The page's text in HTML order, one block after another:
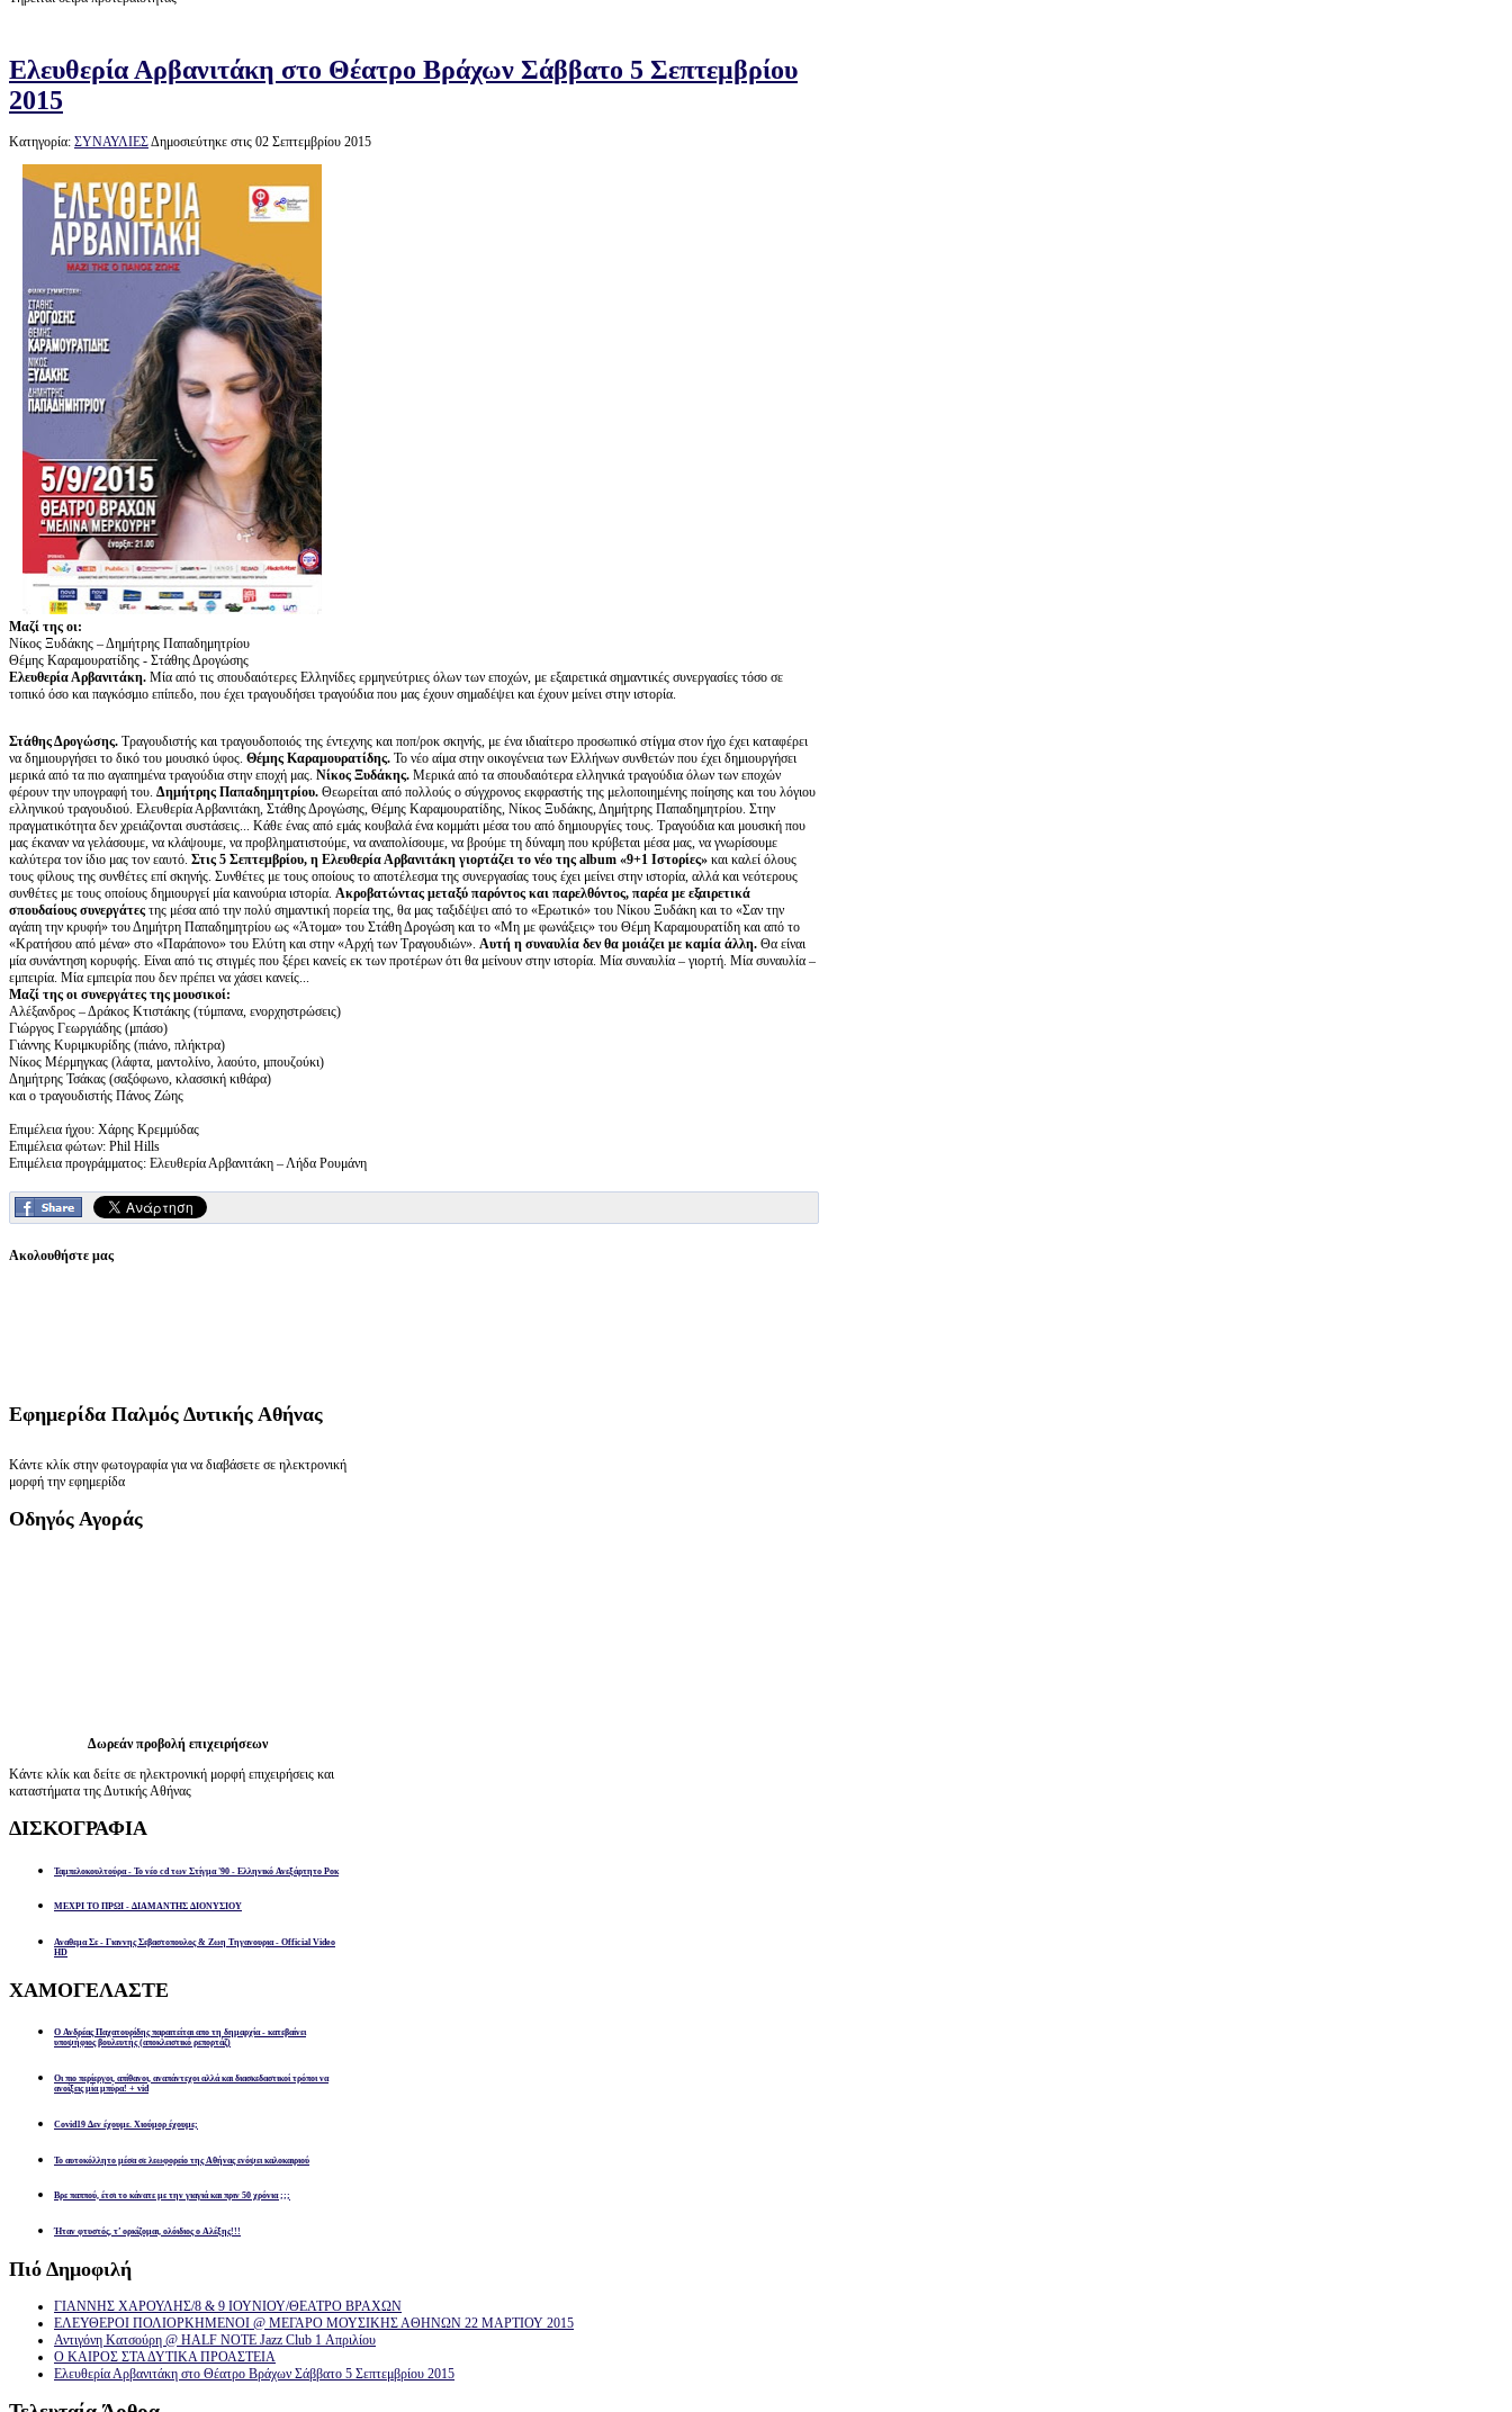
Ελευθερία Αρβανιτάκη στο Θέατρο Βράχων Σάββατο 5 Σεπτεμβρίου
2015
Κατηγορία: ΣΥΝΑΥΛΙΕΣΔημοσιεύτηκε στις 02 Σεπτεμβρίου 2015
Μαζί της οι:
Νίκος Ξυδάκης – Δημήτρης Παπαδημητρίου
Θέμης Καραμουρατίδης - Στάθης Δρογώσης
Ελευθερία Αρβανιτάκη. Μία από τις σπουδαιότερες Ελληνίδες ερμηνεύτριες όλων των εποχών, με εξαιρετικά σημαντικές συνεργασίες τόσο σε
τοπικό όσο και παγκόσμιο επίπεδο, που έχει τραγουδήσει τραγούδια που μας έχουν σημαδέψει και έχουν μείνει στην ιστορία.
Στάθης Δρογώσης. Τραγουδιστής και τραγουδοποιός της έντεχνης και ποπ/ροκ σκηνής, με ένα ιδιαίτερο προσωπικό στίγμα στον ήχο έχει καταφέρει
να δημιουργήσει το δικό του μουσικό ύφος. Θέμης Καραμουρατίδης. Το νέο αίμα στην οικογένεια των Ελλήνων συνθετών που έχει δημιουργήσει
μερικά από τα πιο αγαπημένα τραγούδια στην εποχή μας. Νίκος Ξυδάκης. Μερικά από τα σπουδαιότερα ελληνικά τραγούδια όλων των εποχών
φέρουν την υπογραφή του. Δημήτρης Παπαδημητρίου. Θεωρείται από πολλούς ο σύγχρονος εκφραστής της μελοποιημένης ποίησης και του λόγιου
ελληνικού τραγουδιού. Ελευθερία Αρβανιτάκη, Στάθης Δρογώσης, Θέμης Καραμουρατίδης, Νίκος Ξυδάκης, Δημήτρης Παπαδημητρίου. Στην
πραγματικότητα δεν χρειάζονται συστάσεις... Κάθε ένας από εμάς κουβαλά ένα κομμάτι μέσα του από δημιουργίες τους. Τραγούδια και μουσική που
μας έκαναν να γελάσουμε, να κλάψουμε, να προβληματιστούμε, να αναπολίσουμε, να βρούμε τη δύναμη που κρύβεται μέσα μας, να γνωρίσουμε
καλύτερα τον ίδιο μας τον εαυτό. Στις 5 Σεπτεμβρίου, η Ελευθερία Αρβανιτάκη γιορτάζει το νέο της album «9+1 Ιστορίες» και καλεί όλους
τους φίλους της συνθέτες επί σκηνής. Συνθέτες με τους οποίους το αποτέλεσμα της συνεργασίας τους έχει μείνει στην ιστορία, αλλά και νεότερους
συνθέτες με τους οποίους δημιουργεί μία καινούρια ιστορία. Ακροβατώντας μεταξύ παρόντος και παρελθόντος, παρέα με εξαιρετικά
σπουδαίους συνεργάτες της μέσα από την πολύ σημαντική πορεία της, θα μας ταξιδέψει από το «Ερωτικό» του Νίκου Ξυδάκη και το «Σαν την
αγάπη την κρυφή» του Δημήτρη Παπαδημητρίου ως «Άτομα» του Στάθη Δρογώση και το «Μη με φωνάξεις» του Θέμη Καραμουρατίδη και από το
«Κρατήσου από μένα» στο «Παράπονο» του Ελύτη και στην «Αρχή των Τραγουδιών». Αυτή η συναυλία δεν θα μοιάζει με καμία άλλη. Θα είναι
μία συνάντηση κορυφής. Είναι από τις στιγμές που ξέρει κανείς εκ των προτέρων ότι θα μείνουν στην ιστορία. Μία συναυλία – γιορτή. Μία συναυλία –
εμπειρία. Μία εμπειρία που δεν πρέπει να χάσει κανείς...
Μαζί της οι συνεργάτες της μουσικοί:
Αλέξανδρος – Δράκος Κτιστάκης (τύμπανα, ενορχηστρώσεις)
Γιώργος Γεωργιάδης (μπάσο)
Γιάννης Κυριμκυρίδης (πιάνο, πλήκτρα)
Νίκος Μέρμηγκας (λάφτα, μαντολίνο, λαούτο, μπουζούκι)
Δημήτρης Τσάκας (σαξόφωνο, κλασσική κιθάρα)
και ο τραγουδιστής Πάνος Ζώης
Επιμέλεια ήχου: Χάρης Κρεμμύδας
Επιμέλεια φώτων: Phil Hills
Επιμέλεια προγράμματος: Ελευθερία Αρβανιτάκη – Λήδα Ρουμάνη
Ακολουθήστε μας
Εφημερίδα Παλμός Δυτικής Αθήνας
Κάντε κλίκ στην φωτογραφία για να διαβάσετε σε ηλεκτρονική
μορφή την εφημερίδα
Οδηγός Αγοράς
Δωρεάν προβολή επιχειρήσεων
Κάντε κλίκ και δείτε σε ηλεκτρονική μορφή επιχειρήσεις και
καταστήματα της Δυτικής Αθήνας
ΔΙΣΚΟΓΡΑΦΙΑ
Ταμπελοκουλτούρα - Το νέο cd των Στίγμα '90 - Ελληνικό Ανεξάρτητο Ροκ
ΜΕΧΡΙ ΤΟ ΠΡΩΙ - ΔΙΑΜΑΝΤΗΣ ΔΙΟΝΥΣΙΟΥ
Αναθεμα Σε - Γιαννης Σεβαστοπουλος & Ζωη Τηγανουρια - Official Video
HD
ΧΑΜΟΓΕΛΑΣΤΕ
Ο Ανδρέας Παχατουρίδης παραιτείται απο τη δημαρχία - κατεβαίνει
υποψήφιος βουλευτής (αποκλειστικό ρεπορτάζ)
Οι πιο περίεργοι, απίθανοι, αναπάντεχοι αλλά και διασκεδαστικοί τρόποι να
ανοίξεις μία μπύρα! + vid
Covid19 Δεν έχουμε. Χιούμορ έχουμε;
Το αυτοκόλλητο μέσα σε λεωφορείο της Αθήνας ενόψει καλοκαιριού
Βρε παππού, έτσι το κάνατε με την γιαγιά και πριν 50 χρόνια ;;;
Ήταν φτυστός, τ’ ορκίζομαι, ολόιδιος ο Αλέξης!!!
Πιό Δημοφιλή
ΓΙΑΝΝΗΣ ΧΑΡΟΥΛΗΣ/8 & 9 ΙΟΥΝΙΟΥ/ΘΕΑΤΡΟ ΒΡΑΧΩΝ
ΕΛΕΥΘΕΡΟΙ ΠΟΛΙΟΡΚΗΜΕΝΟΙ @ ΜΕΓΑΡΟ ΜΟΥΣΙΚΗΣ ΑΘΗΝΩΝ 22 ΜΑΡΤΙΟΥ 2015
Αντιγόνη Κατσούρη @ HALF NOTE Jazz Club 1 Απριλίου
Ο ΚΑΙΡΟΣ ΣΤΑ ΔΥΤΙΚΑ ΠΡΟΑΣΤΕΙΑ
Ελευθερία Αρβανιτάκη στο Θέατρο Βράχων Σάββατο 5 Σεπτεμβρίου 2015